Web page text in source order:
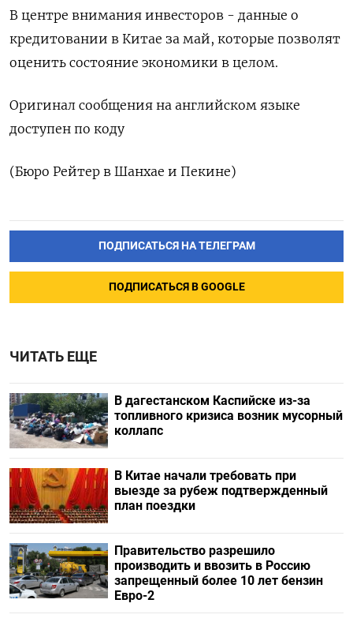
В центре внимания инвесторов - данные о
кредитовании в Китае за май, которые позволят
оценить состояние экономики в целом.
Оригинал сообщения на английском языке
доступен по коду
(Бюро Рейтер в Шанхае и Пекине)
ПОДПИСАТЬСЯ НА ТЕЛЕГРАМ
ПОДПИСАТЬСЯ В GOOGLE
ЧИТАТЬ ЕЩЕ
В дагестанском Каспийске из-за
топливного кризиса возник мусорный
коллапс
В Китае начали требовать при
выезде за рубеж подтвержденный
план поездки
Правительство разрешило
производить и ввозить в Россию
запрещенный более 10 лет бензин
Евро-2